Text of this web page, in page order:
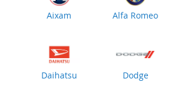
Aixam Alfa Romeo
Daihatsu Dodge